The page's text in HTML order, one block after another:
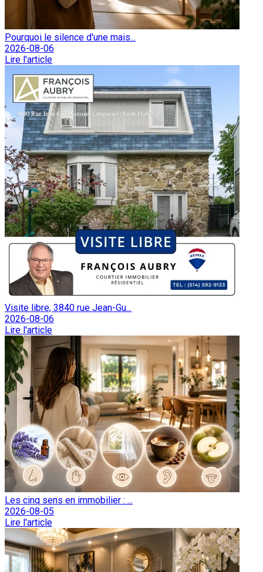
Pourquoi le silence d'une mais...
2026-08-06
Lire l'article
Visite libre, 3840 rue Jean-Gu...
2026-08-06
Lire l'article
Les cinq sens en immobilier : ...
2026-08-05
Lire l'article